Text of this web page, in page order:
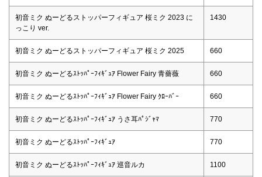
初音ミク ぬーどるストッパーフィギュア 桜ミク 2023 に
っこり ver.
1430
初音ミク ぬーどるストッパーフィギュア 桜ミク 2025 660
初音ミク ぬーどるｽﾄｯﾊﾟｰﾌｨｷﾞｭｱ Flower Fairy 青薔薇 660
初音ミク ぬーどるｽﾄｯﾊﾟｰﾌｨｷﾞｭｱ Flower Fairy ｸﾛｰﾊﾞｰ 660
初音ミク ぬーどるｽﾄｯﾊﾟｰﾌｨｷﾞｭｱ うさ耳ﾊﾟｼﾞｬﾏ 770
初音ミク ぬーどるｽﾄｯﾊﾟｰﾌｨｷﾞｭｱ 770
初音ミク ぬーどるｽﾄｯﾊﾟｰﾌｨｷﾞｭｱ 巡音ルカ 1100